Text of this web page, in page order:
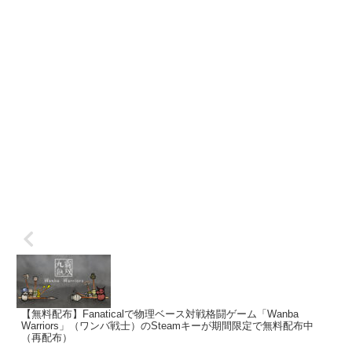
【無料配布】Fanaticalで物理ベース対戦格闘ゲーム「Wanba
Warriors」（ワンバ戦士）のSteamキーが期間限定で無料配布中
（再配布）